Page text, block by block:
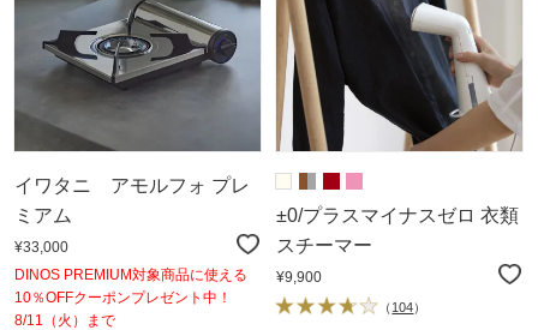
イワタニ アモルフォ プレ
ミアム
¥33,000
DINOS PREMIUM対象商品に使える
10％OFFクーポンプレゼント中！
8/11（火）まで
±0/プラスマイナスゼロ 衣類
スチーマー
¥9,900
（ 104）